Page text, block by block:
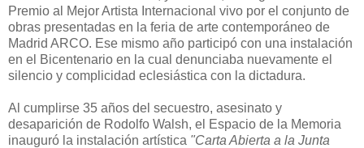
Premio al Mejor Artista Internacional vivo por el conjunto de
obras presentadas en la feria de arte contemporáneo de
Madrid ARCO. Ese mismo año participó con una instalación
en el Bicentenario en la cual denunciaba nuevamente el
silencio y complicidad eclesiástica con la dictadura.
Al cumplirse 35 años del secuestro, asesinato y
desaparición de Rodolfo Walsh, el Espacio de la Memoria
inauguró la instalación artística "Carta Abierta a la Junta